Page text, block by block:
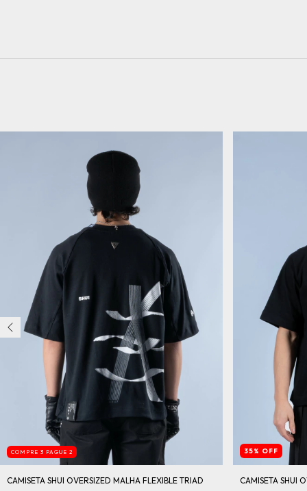
COMPRE 3 PAGUE 2
CAMISETA SHUI OVERSIZED MALHA FLEXIBLE TRIAD
35% OFF
CAMISETA SHUI